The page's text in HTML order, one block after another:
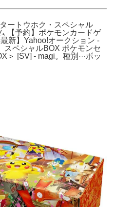
ートウホク・スペシャル
【予約】ポケモンカードゲ
新】Yahoo!オークション -
スペシャルBOX ポケモンセ
＞ [SV] - magi。種別···ボッ